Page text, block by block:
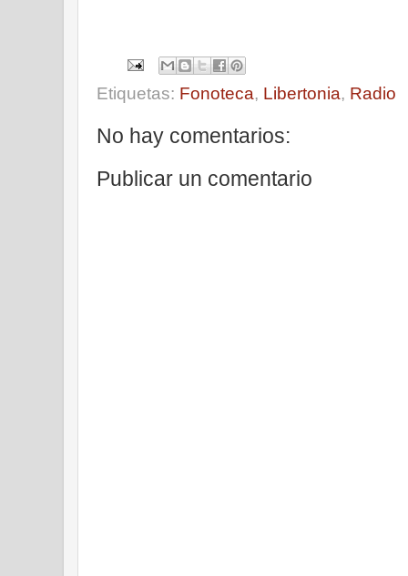
Etiquetas: Fonoteca, Libertonia, Radio
No hay comentarios:
Publicar un comentario